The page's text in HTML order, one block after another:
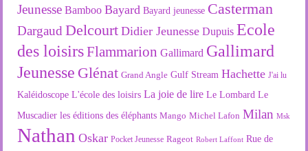
Jeunesse Bamboo Bayard Bayard jeunesse Casterman
Dargaud Delcourt Didier Jeunesse Dupuis Ecole
des loisirsFlammarion Gallimard Gallimard
Jeunesse Glénat Grand Angle Gulf Stream Hachette J'ai lu
Kaléidoscope L'école des loisirs La joie de lire Le Lombard Le
Muscadier les éditions des éléphants Mango Michel Lafon Milan Msk
Nathan Oskar Pocket Jeunesse Rageot Robert Laffont Rue de